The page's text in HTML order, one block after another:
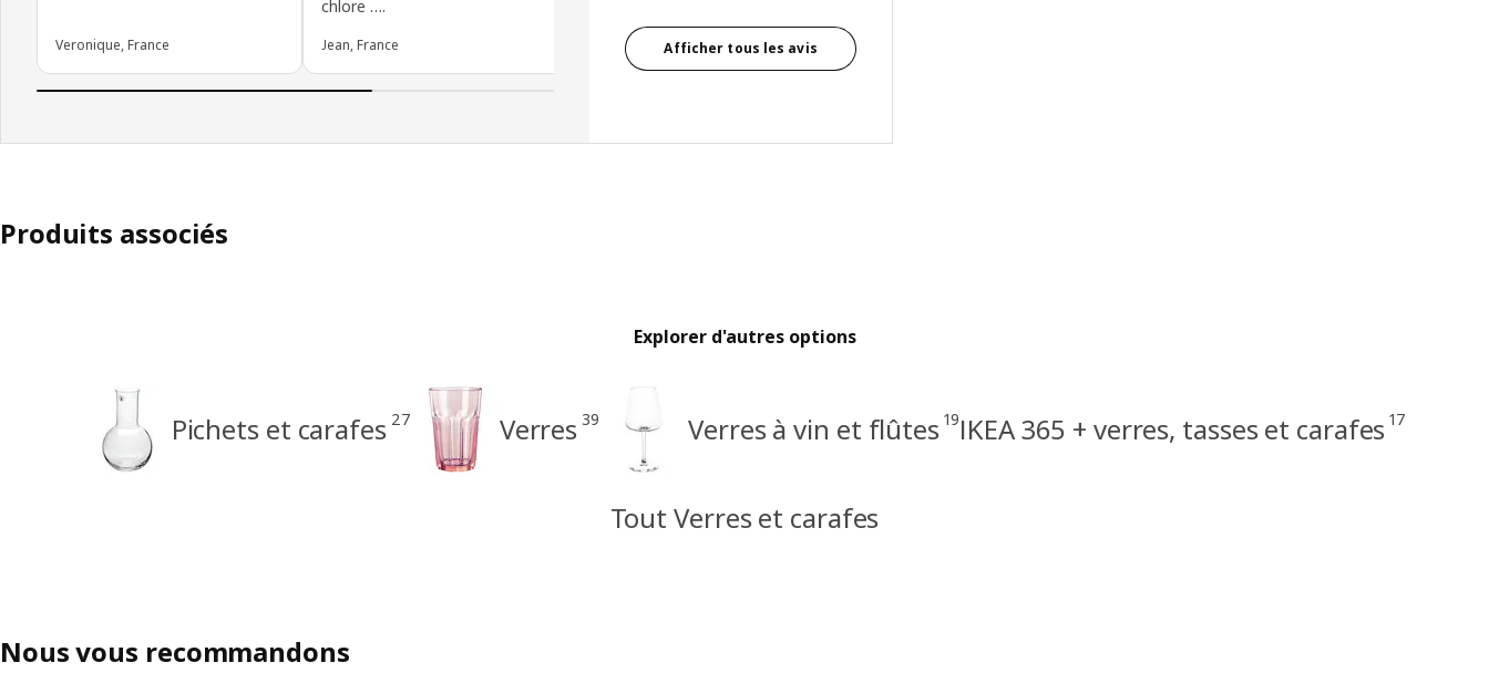
Veronique, France
chlore ….
Jean, France Laetitia, FranceAfficher tous les avis
Produits associés
Explorer d'autres options
Pichets et carafes 27 Verres 39 Verres à vin et flûtes 19IKEA 365 + verres, tasses et carafes 17
Tout Verres et carafes
Nous vous recommandons